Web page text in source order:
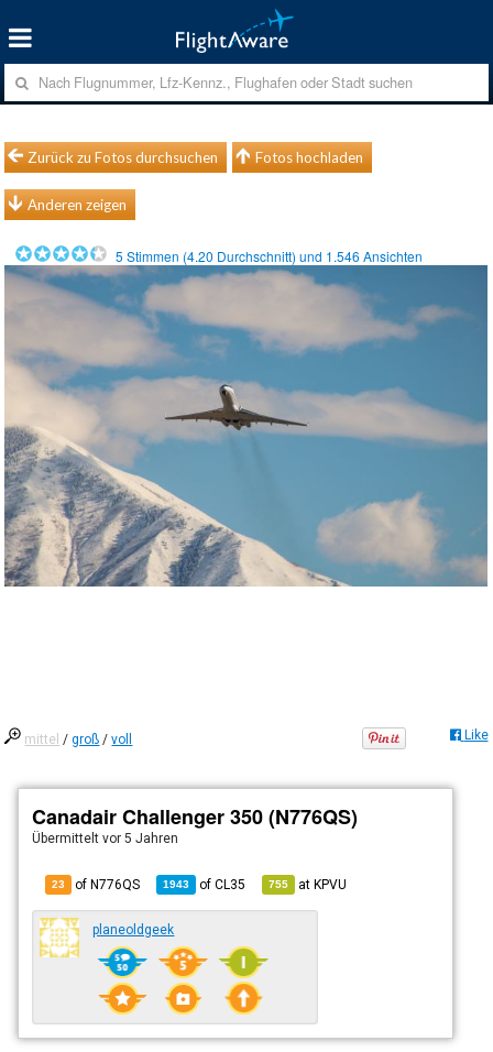
Zurück zu Fotos durchsuchen Fotos hochladen
Anderen zeigen
5 Stimmen (4.20 Durchschnitt) und 1.546 Ansichten
mittel /groß /voll Like
Canadair Challenger 350 (N776QS)
Übermitteltvor 5 Jahren
23 of N776QS 1943 ofCL35 755 atKPVU
planeoldgeek